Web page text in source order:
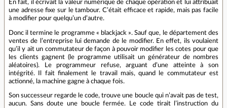
En fait, il écrivait la valeur numérique de chaque opération et lui attribuait
une adresse fixe sur le tambour. C’était efficace et rapide, mais pas facile
à modifier pour quelqu’un d’autre.
Donc il termine le programme « blackjack ». Sauf que, le département des
ventes de l’entreprise lui demande de le modifier. En effet, ils voulaient
qu’il y ait un commutateur de façon à pouvoir modifier les cotes pour que
les clients gagnent (le programme utilisait un générateur de nombres
aléatoires). Le programmeur refuse, arguant d’une atteinte à son
intégrité. Il fait finalement le travail mais, quand le commutateur est
actionné, la machine gagne à chaque fois.
Son successeur regarde le code, trouve une boucle qui n’avait pas de test,
aucun. Sans doute une boucle fermée. Le code tirait l’instruction du